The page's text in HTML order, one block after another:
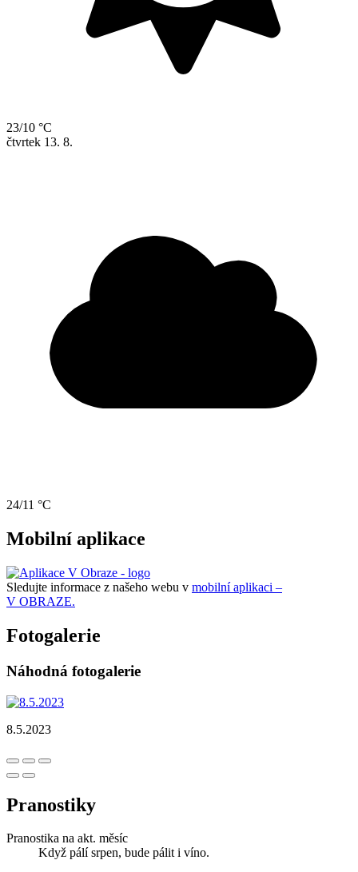
23/10 °C
čtvrtek 13. 8.
24/11 °C
Mobilní aplikace
Sledujte informace z našeho webu v mobilní aplikaci –
V OBRAZE.
Fotogalerie
Náhodná fotogalerie
8.5.2023
Pranostiky
Pranostika na akt. měsíc
Když pálí srpen, bude pálit i víno.